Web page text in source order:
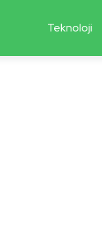
Teknoloji